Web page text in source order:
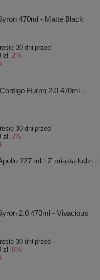
470ml - Matte Black
30 dni przed
zł-2%
Huron 2.0 470ml -
30 dni przed
zł-7%
227 ml - Z miasta łodzi -
2.0 470ml - Vivacious
30 dni przed
zł-6%